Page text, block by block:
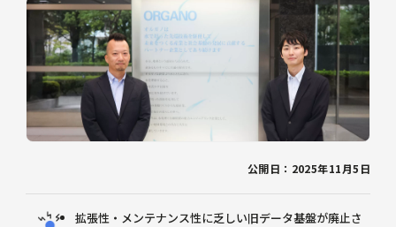
公開日：2025年11月5日
拡張性・メンテナンス性に乏しい旧データ基盤が廃止さ